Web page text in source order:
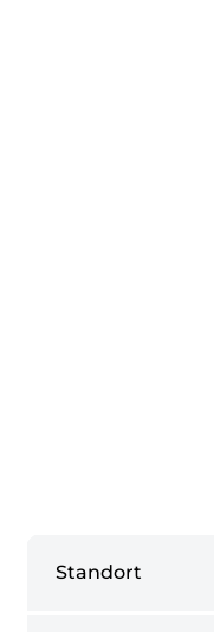
Standort